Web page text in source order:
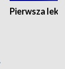
Pierwsza